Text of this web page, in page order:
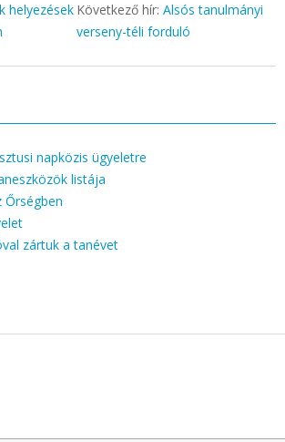
helyezések Következő hír:Alsós tanulmányi
verseny-téli forduló
napközis ügyeletre
listája
Őrségben
zártuk a tanévet